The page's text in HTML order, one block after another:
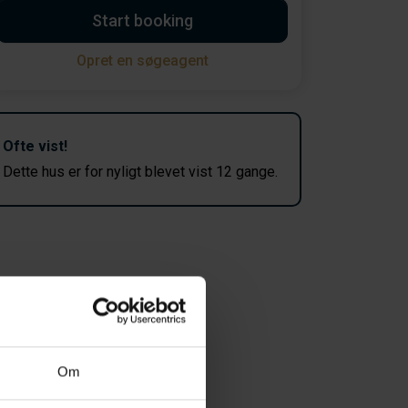
Om
Start booking
Opret en søgeagent
Ofte vist!
Dette hus er for nyligt blevet vist 12 gange.